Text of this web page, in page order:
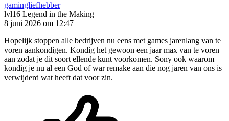
gamingliefhebber
lvl16 Legend in the Making
8 juni 2026 om 12:47
Hopelijk stoppen alle bedrijven nu eens met games jarenlang van te
voren aankondigen. Kondig het gewoon een jaar max van te voren
aan zodat je dit soort ellende kunt voorkomen. Sony ook waarom
kondig je nu al een God of war remake aan die nog jaren van ons is
verwijderd wat heeft dat voor zin.